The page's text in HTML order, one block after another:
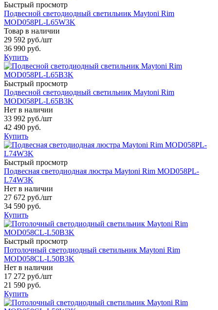
Быстрый просмотр
Подвесной светодиодный светильник Maytoni Rim
MOD058PL-L65W3K
Товар в наличии
29 592 руб./шт
36 990 руб.
Купить
Быстрый просмотр
Подвесной светодиодный светильник Maytoni Rim
MOD058PL-L65B3K
Нет в наличии
33 992 руб./шт
42 490 руб.
Купить
Быстрый просмотр
Подвесная светодиодная люстра Maytoni Rim MOD058PL-
L74W3K
Нет в наличии
27 672 руб./шт
34 590 руб.
Купить
Быстрый просмотр
Потолочный светодиодный светильник Maytoni Rim
MOD058CL-L50B3K
Нет в наличии
17 272 руб./шт
21 590 руб.
Купить